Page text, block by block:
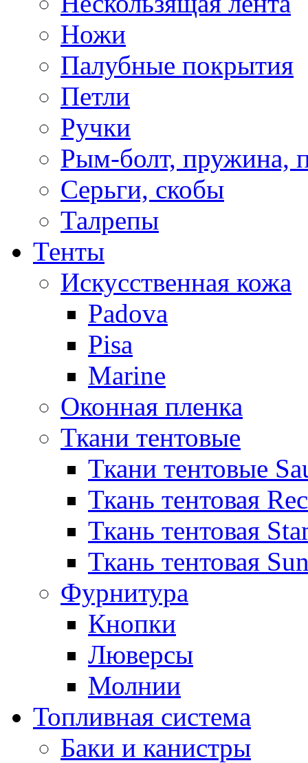
Ножи
Палубные покрытия
Петли
Ручки
Рым-болт, пружина,
Серьги, скобы
Талрепы
Тенты
Искусственная кожа
Padova
Pisa
Marine
Оконная пленка
Ткани тентовые
Ткани тентовые
Ткань тентовая
Ткань тентовая
Ткань тентовая
Фурнитура
Кнопки
Люверсы
Молнии
Топливная система
Баки и канистры